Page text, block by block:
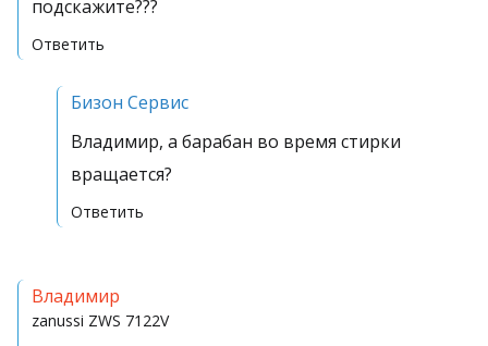
подскажите???
Ответить
Бизон Сервис
Владимир, а барабан во время стирки
вращается?
Ответить
Владимир
zanussi ZWS 7122V